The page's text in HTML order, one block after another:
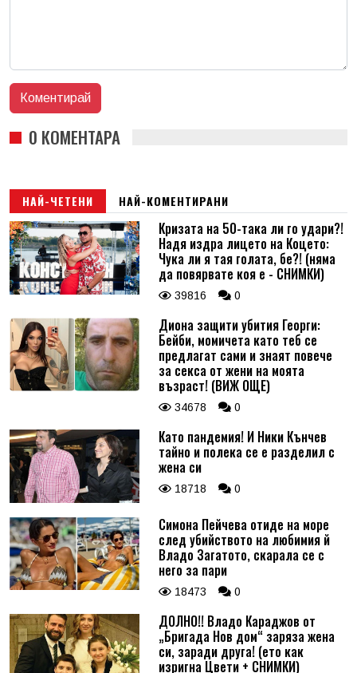
0 КОМЕНТАРА
НАЙ-ЧЕТЕНИ НАЙ-КОМЕНТИРАНИ
Кризата на 50-така ли го удари?!
Надя издра лицето на Коцето:
Чука ли я тая голата, бе?! (няма
да повярвате коя е - СНИМКИ)
39816 0
Диона защити убития Георги:
Бейби, момичета като теб се
предлагат сами и знаят повече
за секса от жени на моята
възраст! (ВИЖ ОЩЕ)
34678 0
Като пандемия! И Ники Кънчев
тайно и полека се е разделил с
жена си
18718 0
Симона Пейчева отиде на море
след убийството на любимия й
Владо Загатото, скарала се с
него за пари
18473 0
ДОЛНО!! Владо Караджов от
„Бригада Нов дом“ заряза жена
си, заради друга! (ето как
изригна Цвети + СНИМКИ)